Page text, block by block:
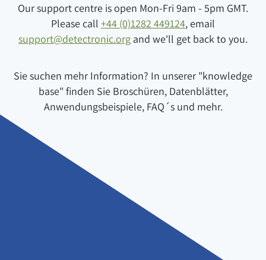
Our support centre is open Mon-Fri 9am - 5pm GMT.
Please call +44 (0)1282 449124, email
support@detectronic.org and we'll get back to you.
Sie suchen mehr Information? In unserer "knowledge
base" finden Sie Broschüren, Datenblätter,
Anwendungsbeispiele, FAQ´s und mehr.